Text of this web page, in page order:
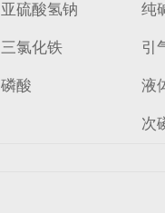
亚硫酸氢钠
三氯化铁
磷酸
纯
引
液
次